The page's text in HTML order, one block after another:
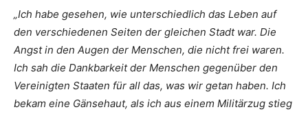
„Ich habe gesehen, wie unterschiedlich das Leben auf
den verschiedenen Seiten der gleichen Stadt war. Die
Angst in den Augen der Menschen, die nicht frei waren.
Ich sah die Dankbarkeit der Menschen gegenüber den
Vereinigten Staaten für all das, was wir getan haben. Ich
bekam eine Gänsehaut, als ich aus einem Militärzug stieg